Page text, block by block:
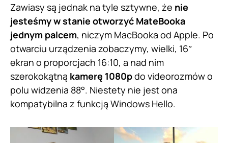
Zawiasy są jednak na tyle sztywne, że nie
jesteśmy w stanie otworzyć MateBooka
jednym palcem, niczym MacBooka od Apple. Po
otwarciu urządzenia zobaczymy, wielki, 16″
ekran o proporcjach 16:10, a nad nim
szerokokątną kamerę 1080pdo videorozmów o
polu widzenia 88°. Niestety nie jest ona
kompatybilna z funkcją Windows Hello.